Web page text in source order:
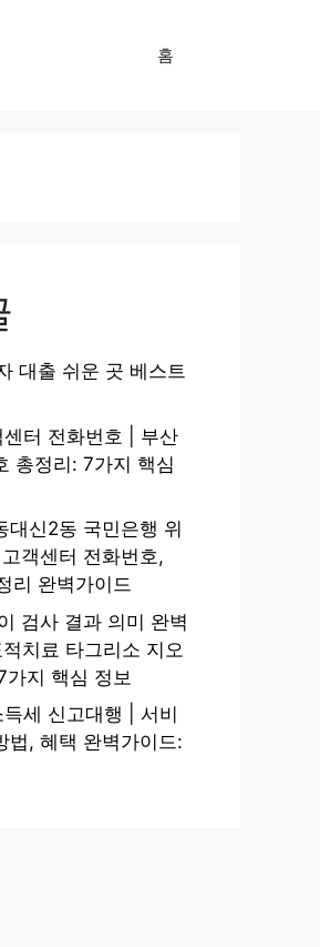
홈
대출 쉬운 곳 베스트
터 전화번호 | 부산
총정리: 7가지 핵심
대신2동 국민은행 위
객센터 전화번호,
리 완벽가이드
검사 결과 의미 완벽
치료 타그리소 지오
가지 핵심 정보
세 신고대행 | 서비
법, 혜택 완벽가이드: